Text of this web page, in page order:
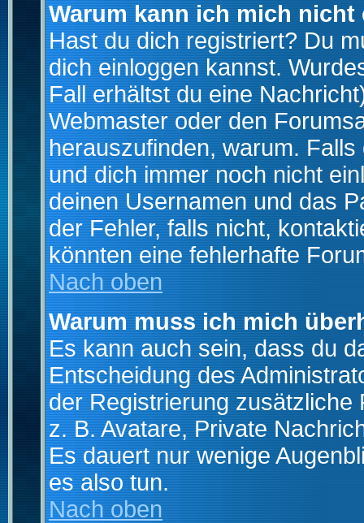
Warum kann ich mich nicht
Hast du dich registriert? Du
dich einloggen kannst.
Fall erhältst du eine
Webmaster oder den
herauszufinden, warum.
und dich immer noch nicht
deinen Usernamen und das
der Fehler, falls nicht,
könnten eine fehlerhafte
Nach oben
Warum muss ich mich
Es kann auch sein, dass du
Entscheidung des
der Registrierung
z. B. Avatare, Private
Es dauert nur wenige
es also tun.
Nach oben